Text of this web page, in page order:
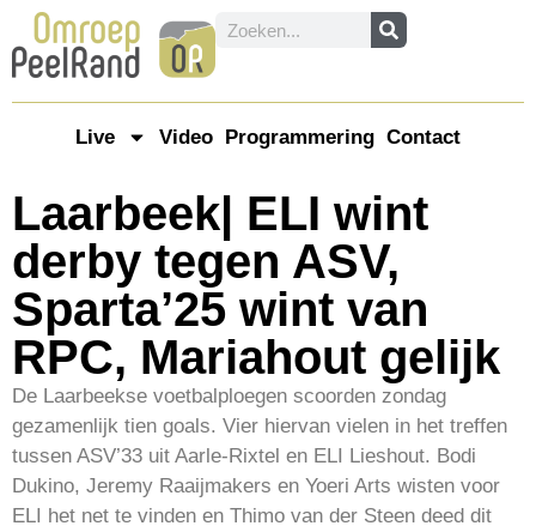
Live Video Programmering Contact
Laarbeek| ELI wint
derby tegen ASV,
Sparta’25 wint van
RPC, Mariahout gelijk
De Laarbeekse voetbalploegen scoorden zondag
gezamenlijk tien goals. Vier hiervan vielen in het treffen
tussen ASV’33 uit Aarle-Rixtel en ELI Lieshout. Bodi
Dukino, Jeremy Raaijmakers en Yoeri Arts wisten voor
ELI het net te vinden en Thimo van der Steen deed dit